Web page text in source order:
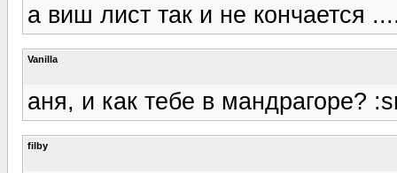
а виш лист так и не кончается
Vanilla
аня, и как тебе в мандрагоре?
filby